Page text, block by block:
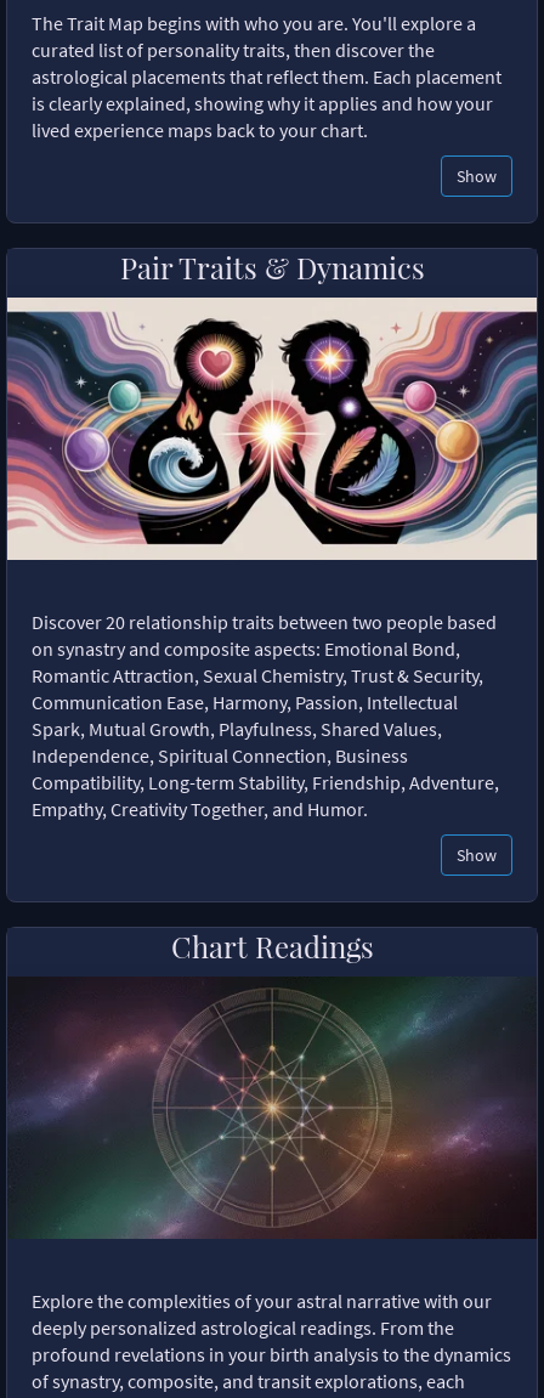
The Trait Map begins with who you are. You'll explore a
curated list of personality traits, then discover the
astrological placements that reflect them. Each placement
is clearly explained, showing why it applies and how your
lived experience maps back to your chart.
Show
Pair Traits & Dynamics
Discover 20 relationship traits between two people based
on synastry and composite aspects: Emotional Bond,
Romantic Attraction, Sexual Chemistry, Trust & Security,
Communication Ease, Harmony, Passion, Intellectual
Spark, Mutual Growth, Playfulness, Shared Values,
Independence, Spiritual Connection, Business
Compatibility, Long-term Stability, Friendship, Adventure,
Empathy, Creativity Together, and Humor.
Show
Chart Readings
Explore the complexities of your astral narrative with our
deeply personalized astrological readings. From the
profound revelations in your birth analysis to the dynamics
of synastry, composite, and transit explorations, each